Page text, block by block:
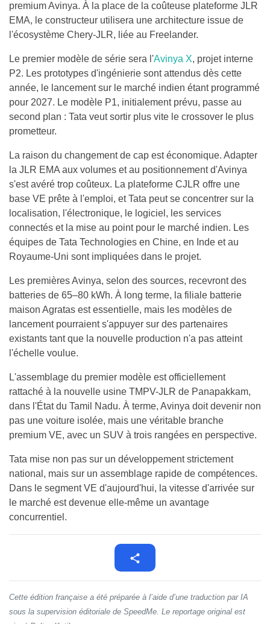
premium Avinya. À la place de la coûteuse plateforme JLR
EMA, le constructeur utilisera une architecture issue de
l'écosystème Chery-JLR, liée au Freelander.
Le premier modèle de série sera l'Avinya X, projet interne
P2. Les prototypes d'ingénierie sont attendus dès cette
année, le lancement sur le marché indien étant programmé
pour 2027. Le modèle P1, initialement prévu, passe au
second plan : Tata veut sortir plus vite le crossover le plus
prometteur.
La raison du changement de cap est économique. Adapter
la JLR EMA aux volumes et au positionnement d'Avinya
s'est avéré trop coûteux. La plateforme CJLR offre une
base VE prête à l'emploi, et Tata peut se concentrer sur la
localisation, l'électronique, le logiciel, les services
connectés et la mise au point pour le marché indien. Les
équipes de Tata Technologies en Chine, en Inde et au
Royaume-Uni sont impliquées dans le projet.
Les premières Avinya, selon des sources, recevront des
batteries de 65–80 kWh. À long terme, la filiale batterie
maison Agratas est essentielle, mais les modèles de
lancement pourraient s'appuyer sur des partenaires
existants tant que la nouvelle production n'a pas atteint
l'échelle voulue.
L'assemblage du premier modèle est officiellement
rattaché à la nouvelle usine TMPV-JLR de Panapakkam,
dans l'État du Tamil Nadu. À terme, Avinya doit devenir non
pas une voiture isolée, mais une véritable branche
premium VE, avec un SUV à trois rangées en perspective.
Tata mise non pas sur un développement strictement
national, mais sur un assemblage rapide de compétences.
Dans le segment VE d'aujourd'hui, la vitesse d'arrivée sur
le marché est devenue elle-même un avantage
concurrentiel.
Cette édition française a été préparée à l’aide d’une traduction par IA
sous la supervision éditoriale de SpeedMe. Le reportage original est